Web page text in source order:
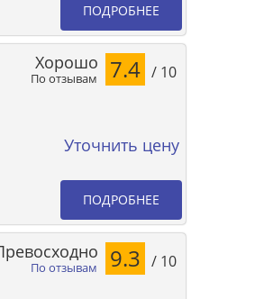
ПОДРОБНЕЕ
По отзывам
Хорошо 7.4 / 10
Уточнить цену
ПОДРОБНЕЕ
По отзывам 9.3 / 10